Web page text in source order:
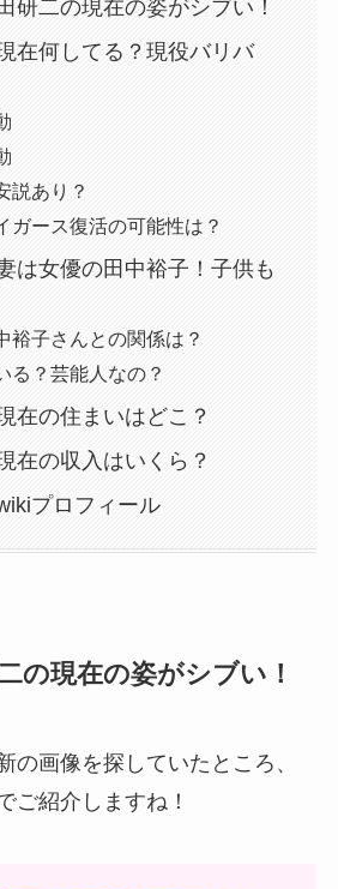
研二の現在の姿がシブい！
在何してる？現役バリバ
説あり？
ガース復活の可能性は？
は女優の田中裕子！子供も
裕子さんとの関係は？
る？芸能人なの？
在の住まいはどこ？
在の収入はいくら？
プロフィール
の現在の姿がシブい！
の画像を探していたところ、
ご紹介しますね！